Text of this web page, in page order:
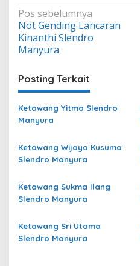
Navigasi
pos
Pos sebelumnya
Not Gending Lancaran
Kinanthi Slendro
Manyura
Posting Terkait
Ketawang Yitma Slendro
Manyura
Ketawang Wijaya Kusuma
Slendro Manyura
Ketawang Sukma Ilang
Slendro Manyura
Ketawang Sri Utama
Slendro Manyura